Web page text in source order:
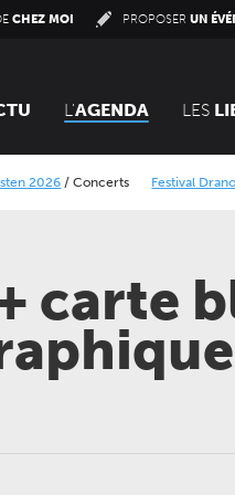
CHEZ MOI PROPOSERUN
L'AGENDA LES
Concerts Festival Dranouter 2026
carte